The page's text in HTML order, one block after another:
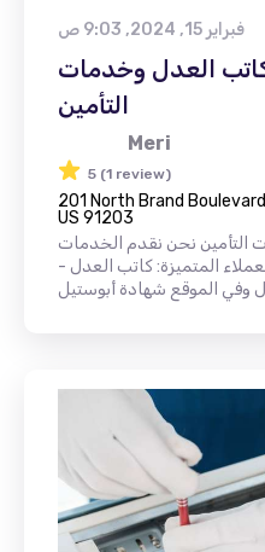
فبراير 15, 2024, 9:03 ص
العدل وخدمات
التأمين
Meri
5 (1 review)
201 North Brand
US 91203
التأمين نحن نقدم الخدمات
المتميزة: كاتب العدل -